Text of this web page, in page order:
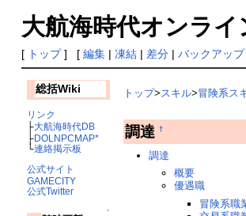
大航海時代オンラ
[ トップ] [ 編集| 凍結| 差分| バックアップ
総括Wiki
リンク
├大航海時代DB
├DOLNPCMAP*
└連絡掲示板
公式サイト
GAMECITY
公式Twitter
↑
トップ>スキル>冒険系ス
調達†
調達
概要
優遇職
冒険系職